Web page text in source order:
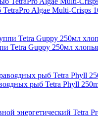
Algae Multi-Crisps
Tetra Guppy 250мл хлопья
рыб Tetra Phyll